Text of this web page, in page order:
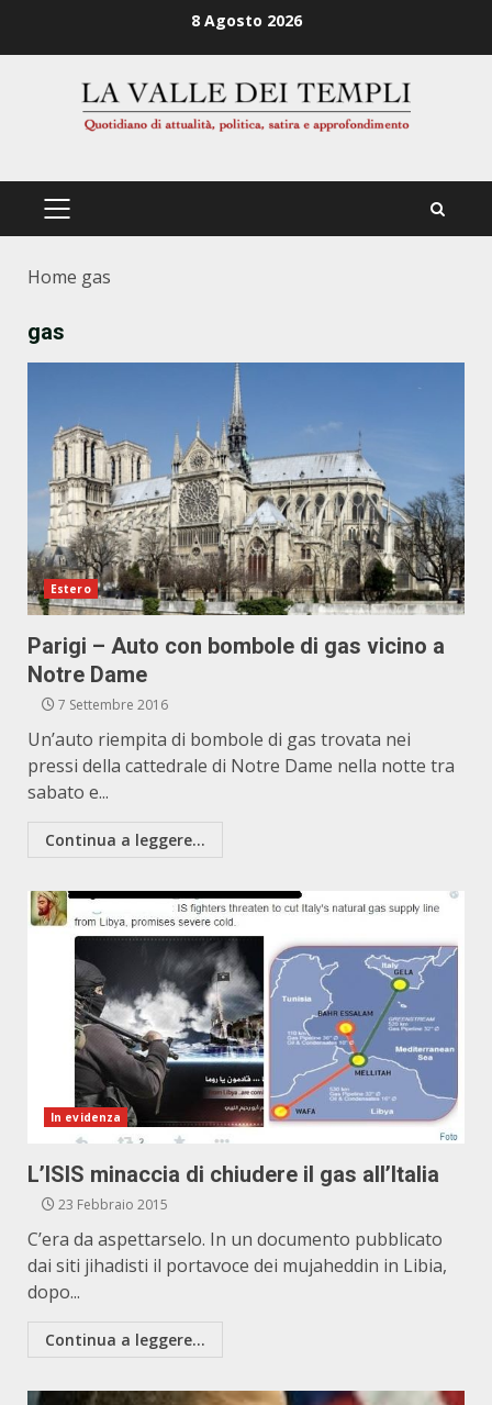
8 Agosto 2026
PRIMÄRES
Home gas
gas
Estero
Parigi – Auto con bombole di gas vicino a
Notre Dame
7 Settembre 2016
Un’auto riempita di bombole di gas trovata nei
pressi della cattedrale di Notre Dame nella notte tra
sabato e...
Continua a leggere...
In evidenza
L’ISIS minaccia di chiudere il gas all’Italia
23 Febbraio 2015
C’era da aspettarselo. In un documento pubblicato
dai siti jihadisti il portavoce dei mujaheddin in Libia,
dopo...
Continua a leggere...